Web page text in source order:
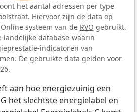
het aantal adressen per type
Hiervoor zijn de data op
systeem van de RVO gebruikt.
landelijke database waarin
indicatoren van
De gebruikte data gelden voor
aan hoe energiezuinig een
het slechtste energielabel en